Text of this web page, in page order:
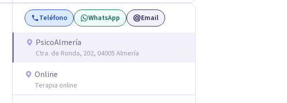
Teléfono WhatsApp Email
PsicoAlmería
Ctra. de Ronda, 202, 04005 Almería
Online
Terapia online